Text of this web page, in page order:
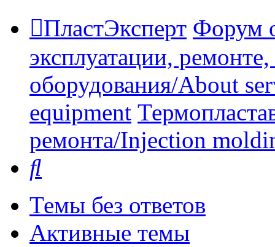
ПластЭксперт Форум
эксплуатации,
оборудования/About
equipment
ремонта/Injection
Темы без ответов
Активные темы